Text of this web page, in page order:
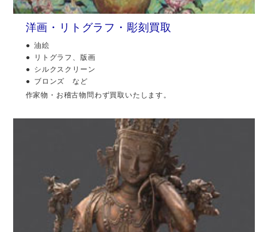
洋画・リトグラフ・彫刻買取
油絵
リトグラフ、版画
シルクスクリーン
ブロンズ など
作家物・お稽古物問わず買取いたします。